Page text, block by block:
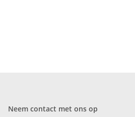
Neem contact met ons op